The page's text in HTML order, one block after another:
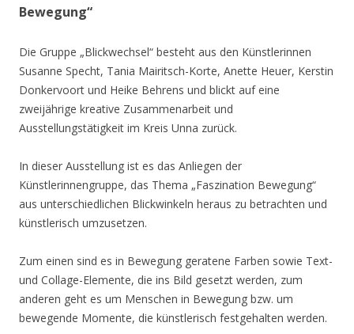
Bewegung“
Die Gruppe „Blickwechsel“ besteht aus den Künstlerinnen
Susanne Specht, Tania Mairitsch-Korte, Anette Heuer, Kerstin
Donkervoort und Heike Behrens und blickt auf eine
zweijährige kreative Zusammenarbeit und
Ausstellungstätigkeit im Kreis Unna zurück.
In dieser Ausstellung ist es das Anliegen der
Künstlerinnengruppe, das Thema „Faszination Bewegung“
aus unterschiedlichen Blickwinkeln heraus zu betrachten und
künstlerisch umzusetzen.
Zum einen sind es in Bewegung geratene Farben sowie Text-
und Collage-Elemente, die ins Bild gesetzt werden, zum
anderen geht es um Menschen in Bewegung bzw. um
bewegende Momente, die künstlerisch festgehalten werden.